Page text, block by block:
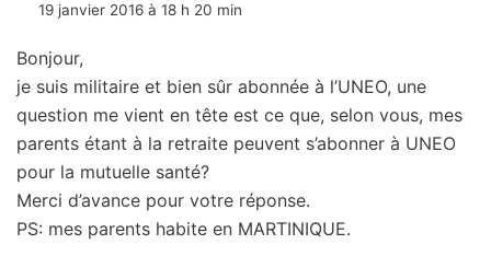
19 janvier 2016 à 18 h 20 min
Bonjour,
je suis militaire et bien sûr abonnée à l’UNEO, une
question me vient en tête est ce que, selon vous, mes
parents étant à la retraite peuvent s’abonner à UNEO
pour la mutuelle santé?
Merci d’avance pour votre réponse.
PS: mes parents habite en MARTINIQUE.